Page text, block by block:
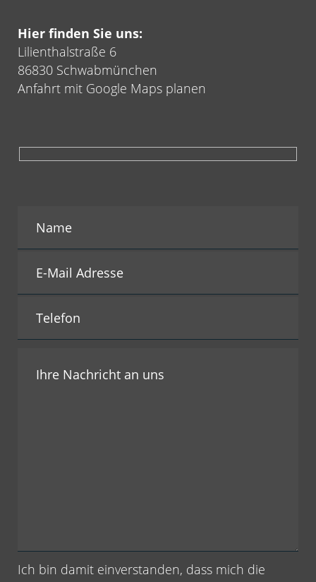
Hier finden Sie uns:
Lilienthalstraße 6
86830 Schwabmünchen
Anfahrt mit Google Maps planen
Ich bin damit einverstanden, dass mich die